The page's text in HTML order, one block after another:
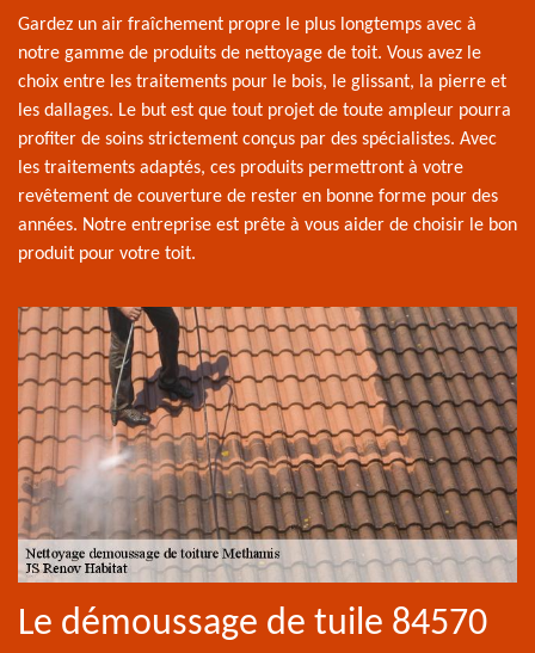
Gardez un air fraîchement propre le plus longtemps avec à
notre gamme de produits de nettoyage de toit. Vous avez le
choix entre les traitements pour le bois, le glissant, la pierre et
les dallages. Le but est que tout projet de toute ampleur pourra
profiter de soins strictement conçus par des spécialistes. Avec
les traitements adaptés, ces produits permettront à votre
revêtement de couverture de rester en bonne forme pour des
années. Notre entreprise est prête à vous aider de choisir le bon
produit pour votre toit.
Le démoussage de tuile 84570